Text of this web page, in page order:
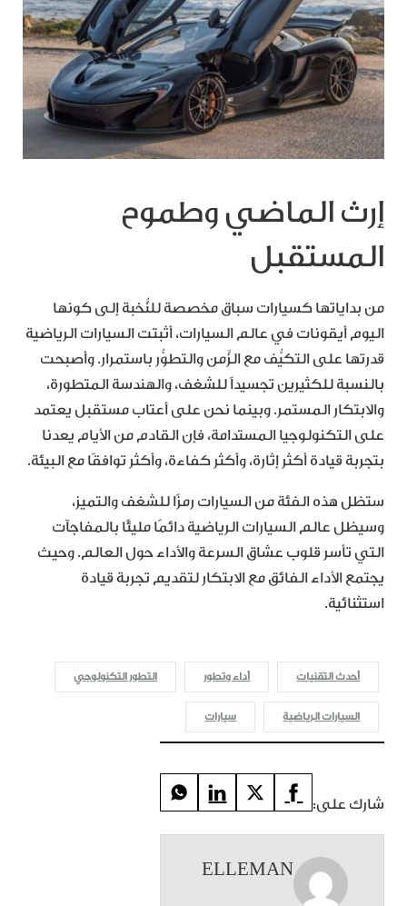
إرث الماضي وطموح
المستقبل
من بداياتها كسيارات سباق مخصصة للنُّخبة إلى كونها
اليوم أيقونات في عالم السيارات، أثبتت السيارات الرياضية
قدرتها على التكيُّف مع الزَّمن والتطوُّر باستمرار. وأصبحت
بالنسبة للكثيرين تجسيداً للشغف، والهندسة المتطورة،
والابتكار المستمر. وبينما نحن على أعتاب مستقبل يعتمد
على التكنولوجيا المستدامة، فإن القادم من الأيام يعدنا
بتجربة قيادة أكثر إثارة، وأكثر كفاءة، وأكثر توافقًا مع البيئة.
ستظل هذه الفئة من السيارات رمزًا للشغف والتميز،
وسيظل عالم السيارات الرياضية دائمًا مليئًا بالمفاجآت
التي تأسر قلوب عشاق السرعة والأداء حول العالم. وحيث
يجتمع الأداء الفائق مع الابتكار لتقديم تجربة قيادة
استثنائية.
أحدث التقنيات أداء وتطور التطور التكنولوجي
السيارات الرياضية سيارات
شارك على:
ELLEMAN